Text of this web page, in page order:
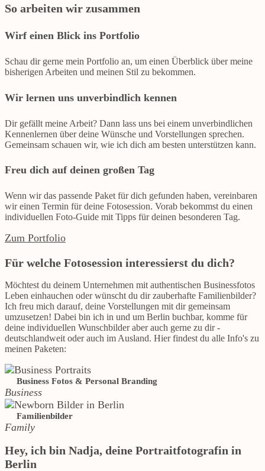
So arbeiten wir zusammen
Wirf einen Blick ins Portfolio
Schau dir gerne mein Portfolio an, um einen Überblick über meine
bisherigen Arbeiten und meinen Stil zu bekommen.
Wir lernen uns unverbindlich kennen
Dir gefällt meine Arbeit? Dann lass uns bei einem unverbindlichen
Kennenlernen über deine Wünsche und Vorstellungen sprechen.
Gemeinsam schauen wir, wie ich dich am besten unterstützen kann.
Freu dich auf deinen großen Tag
Wenn wir das passende Paket für dich gefunden haben, vereinbaren
wir einen Termin für deine Fotosession. Vorab bekommst du einen
individuellen Foto-Guide mit Tipps für deinen besonderen Tag.
Zum Portfolio
Für welche Fotosession interessierst du dich?
Möchtest du deinem Unternehmen mit authentischen Businessfotos
Leben einhauchen oder wünscht du dir zauberhafte Familienbilder?
Ich freu mich darauf, deine Vorstellungen mit dir gemeinsam
umzusetzen! Dabei bin ich in und um Berlin buchbar, komme für
deine individuellen Wunschbilder aber auch gerne zu dir -
deutschlandweit oder auch im Ausland. Hier findest du alle Info's zu
meinen Paketen:
Business Fotos & Personal Branding
Business
Familienbilder
Family
Hey, ich bin Nadja, deine Portraitfotografin in
Berlin